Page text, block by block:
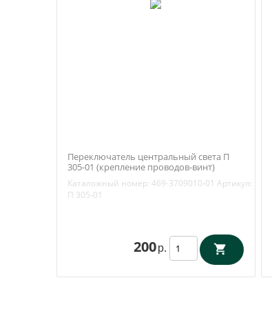
Переключатель центральный света П
305-01 (крепление проводов-винт)
Каталожный номер: 469-3709010-01 Артикул:
П 305-01
200 р.